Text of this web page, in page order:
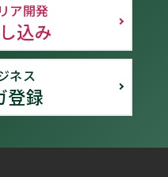
ア開発
込み
ネス
登録